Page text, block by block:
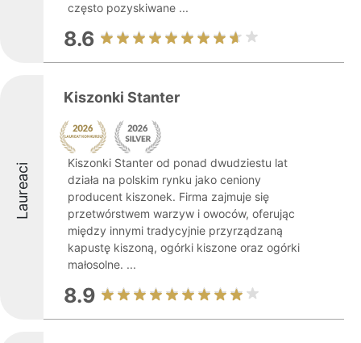
często pozyskiwane ...
8.6
Laureaci
Kiszonki Stanter
Kiszonki Stanter od ponad dwudziestu lat
działa na polskim rynku jako ceniony
producent kiszonek. Firma zajmuje się
przetwórstwem warzyw i owoców, oferując
między innymi tradycyjnie przyrządzaną
kapustę kiszoną, ogórki kiszone oraz ogórki
małosolne. ...
8.9